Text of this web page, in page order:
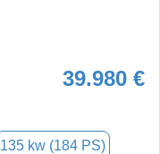
39.980 €
135 kw (184 PS)